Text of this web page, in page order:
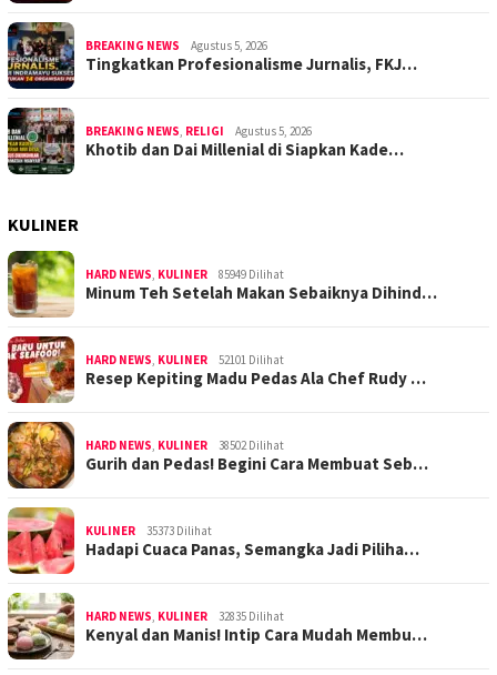
BREAKING NEWS Agustus 5, 2026
Tingkatkan Profesionalisme Jurnalis, FKJ…
BREAKING NEWS RELIGI Agustus 5, 2026
Khotib dan Dai Millenial di Siapkan Kade…
KULINER
HARD NEWS KULINER 85949 Dilihat
Minum Teh Setelah Makan Sebaiknya Dihind…
HARD NEWS KULINER 52101 Dilihat
Resep Kepiting Madu Pedas Ala Chef Rudy …
HARD NEWS KULINER 38502 Dilihat
Gurih dan Pedas! Begini Cara Membuat Seb…
KULINER 35373 Dilihat
Hadapi Cuaca Panas, Semangka Jadi Piliha…
HARD NEWS KULINER 32835 Dilihat
Kenyal dan Manis! Intip Cara Mudah Membu…